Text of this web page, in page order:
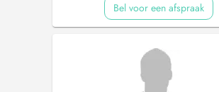
Bel voor een afspraak